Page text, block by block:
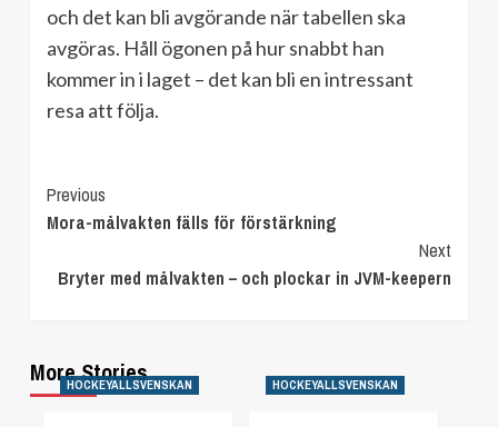
och det kan bli avgörande när tabellen ska
avgöras. Håll ögonen på hur snabbt han
kommer in i laget – det kan bli en intressant
resa att följa.
Continue
Reading
Previous
Mora-målvakten fälls för förstärkning
Next
Bryter med målvakten – och plockar in JVM-keepern
More Stories
HOCKEYALLSVENSKAN HOCKEYALLSVENSKAN